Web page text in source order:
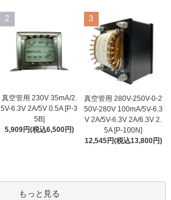
2
真空管用 230V 35mA/2.
5V-6.3V 2A/5V 0.5A [P-3
5B]
5,909円(税込6,500円)
3
真空管用 280V-250V-0-2
50V-280V 100mA/5V-6.3
V 2A/5V-6.3V 2A/6.3V 2.
5A [P-100N]
12,545円(税込13,800円)
もっと見る